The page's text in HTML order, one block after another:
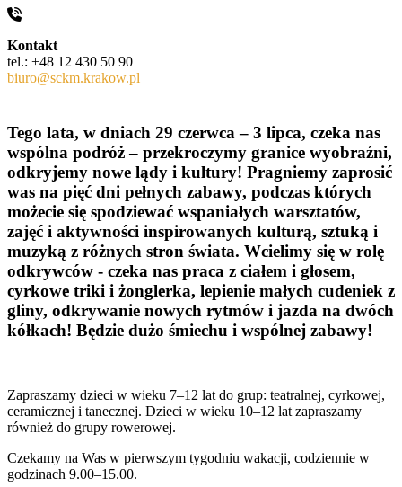
Kontakt
tel.: +48 12 430 50 90
biuro@sckm.krakow.pl
Tego lata, w dniach 29 czerwca – 3 lipca, czeka nas
wspólna podróż – przekroczymy granice wyobraźni,
odkryjemy nowe lądy i kultury! Pragniemy zaprosić
was na pięć dni pełnych zabawy, podczas których
możecie się spodziewać wspaniałych warsztatów,
zajęć i aktywności inspirowanych kulturą, sztuką i
muzyką z różnych stron świata. Wcielimy się w rolę
odkrywców - czeka nas praca z ciałem i głosem,
cyrkowe triki i żonglerka, lepienie małych cudeniek z
gliny, odkrywanie nowych rytmów i jazda na dwóch
kółkach! Będzie dużo śmiechu i wspólnej zabawy!
Zapraszamy dzieci w wieku 7–12 lat do grup: teatralnej, cyrkowej,
ceramicznej i tanecznej. Dzieci w wieku 10–12 lat zapraszamy
również do grupy rowerowej.
Czekamy na Was w pierwszym tygodniu wakacji, codziennie w
godzinach 9.00–15.00.